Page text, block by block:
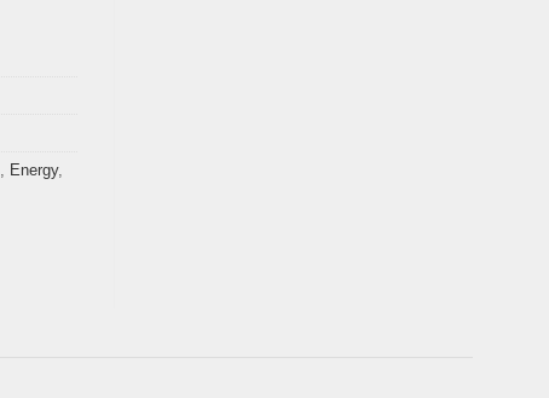
, Energy,